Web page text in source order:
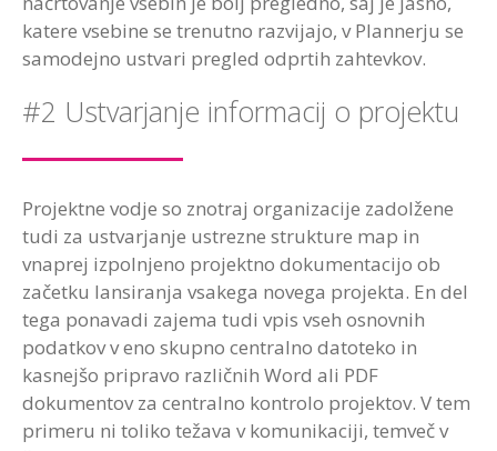
katere vsebine se trenutno razvijajo, v Plannerju se
samodejno ustvari pregled odprtih zahtevkov.
#2 Ustvarjanje informacij o projektu
Projektne vodje so znotraj organizacije zadolžene
tudi za ustvarjanje ustrezne strukture map in
vnaprej izpolnjeno projektno dokumentacijo ob
začetku lansiranja vsakega novega projekta. En del
tega ponavadi zajema tudi vpis vseh osnovnih
podatkov v eno skupno centralno datoteko in
kasnejšo pripravo različnih Word ali PDF
dokumentov za centralno kontrolo projektov. V tem
primeru ni toliko težava v komunikaciji, temveč v